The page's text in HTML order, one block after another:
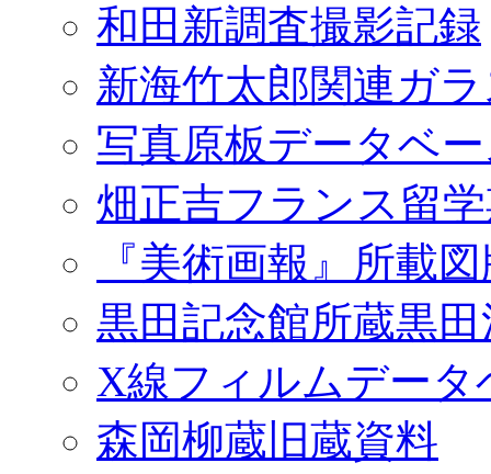
和田新調査撮影記録
新海竹太郎関連ガ
写真原板データベ
畑正吉フランス留
『美術画報』所載
黒田記念館所蔵黒
X線フィルムデータ
森岡柳蔵旧蔵資料